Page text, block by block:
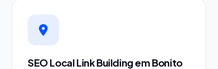
SEO Local Link Building em Bonito